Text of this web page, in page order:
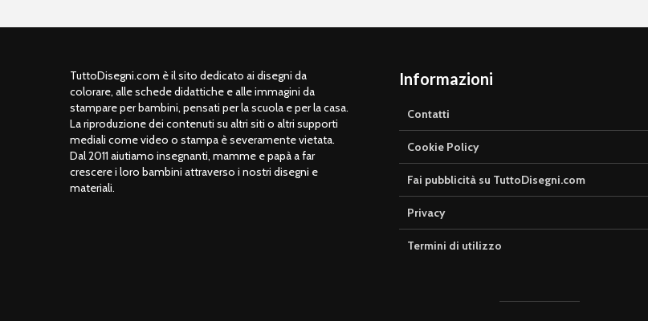
TuttoDisegni.com è il sito dedicato ai disegni da
colorare, alle schede didattiche e alle immagini da
stampare per bambini, pensati per la scuola e per la casa.
La riproduzione dei contenuti su altri siti o altri supporti
mediali come video o stampa è severamente vietata.
Dal 2011 aiutiamo insegnanti, mamme e papà a far
crescere i loro bambini attraverso i nostri disegni e
materiali.
Informazioni
Contatti
Cookie Policy
Fai pubblicità su TuttoDisegni.com
Privacy
Termini di utilizzo